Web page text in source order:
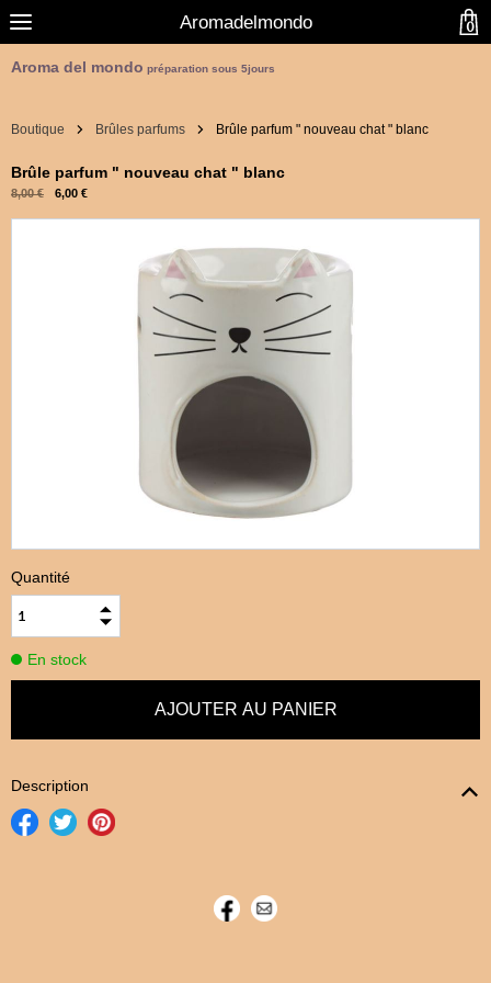
Aromadelmondo
Aroma del mondo préparation sous 5jours
Boutique Brûles parfums Brûle parfum " nouveau chat " blanc
Brûle parfum " nouveau chat " blanc
8,00 € 6,00 €
Quantité
En stock
Description
0